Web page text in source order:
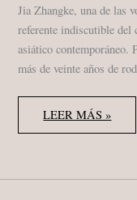
Jia Zhangke, una de las
referente indiscutible del
asiático contemporáneo.
más de veinte años de
A
LA
DERIVA
Y
LEER MÁS »